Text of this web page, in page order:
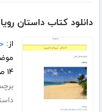
دانلود کتاب داستان
از:
۱۴ صفحه